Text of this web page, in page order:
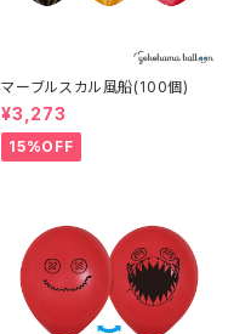
マーブルスカル風船(100個)
¥3,273
15%OFF